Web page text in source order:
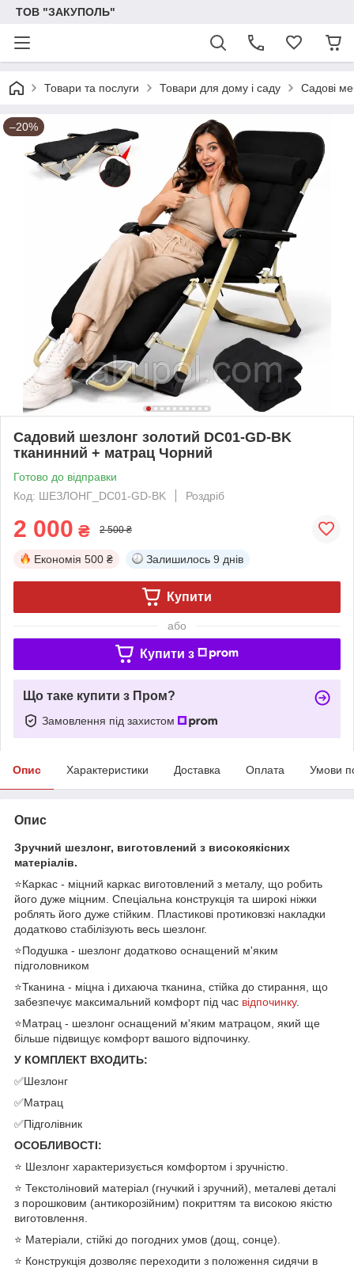
ТОВ "ЗАКУПОЛЬ"
Товари та послуги Товари для дому і саду Садові
–20%
Садовий шезлонг золотий DC01-GD-BK
тканинний + матрац Чорний
Готово до відправки
Код: ШЕЗЛОНГ_DC01-GD-BK
Роздріб
2 000 ₴ 2 500 ₴
Економія 500 ₴ Залишилось 9 днів
Купити
або
Купити з
Що таке купити з Пром?
Замовлення під захистом
Опис Характеристики Доставка Оплата Умови
Опис
Зручний шезлонг, виготовлений з високоякісних
матеріалів.
⭐Каркас - міцний каркас виготовлений з металу, що робить
його дуже міцним. Спеціальна конструкція та широкі ніжки
роблять його дуже стійким. Пластикові протиковзкі накладки
додатково стабілізують весь шезлонг.
⭐Подушка - шезлонг додатково оснащений м'яким
підголовником
⭐Тканина - міцна і дихаюча тканина, стійка до стирання, що
забезпечує максимальний комфорт під час відпочинку.
⭐Матрац - шезлонг оснащений м'яким матрацом, який ще
більше підвищує комфорт вашого відпочинку.
У КОМПЛЕКТ ВХОДИТЬ:
✅Шезлонг
✅Матрац
✅Підголівник
ОСОБЛИВОСТІ:
⭐ Шезлонг характеризується комфортом і зручністю.
⭐ Текстоліновий матеріал (гнучкий і зручний), металеві деталі
з порошковим (антикорозійним) покриттям та високою якістю
виготовлення.
⭐ Матеріали, стійкі до погодних умов (дощ, сонце).
⭐ Конструкція дозволяє переходити з положення сидячи в